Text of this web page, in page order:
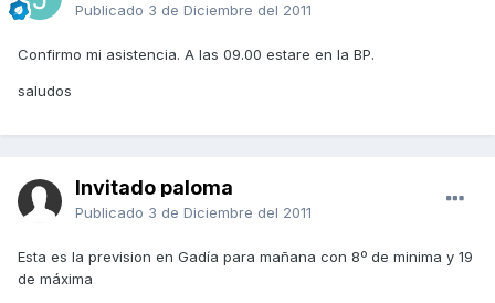
Publicado 3 de Diciembre del 2011
Confirmo mi asistencia. A las 09.00 estare en la BP.
saludos
Invitado paloma
Publicado 3 de Diciembre del 2011
Esta es la prevision en Gadía para mañana con 8º de minima y 19
de máxima